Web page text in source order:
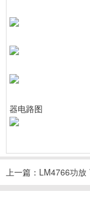
典型的
BTL
功能
双声
器电路图
上一篇： LM4766功放